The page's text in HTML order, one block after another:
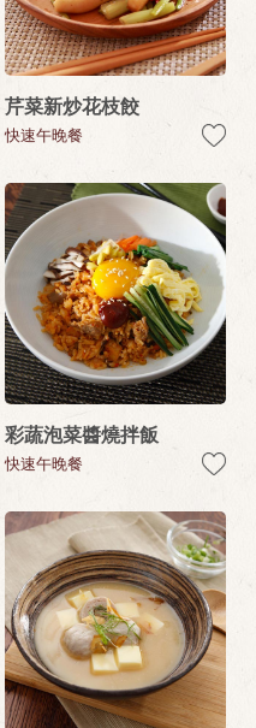
芹菜新炒花枝餃
快速午晚餐
彩蔬泡菜醬燒拌飯
快速午晚餐